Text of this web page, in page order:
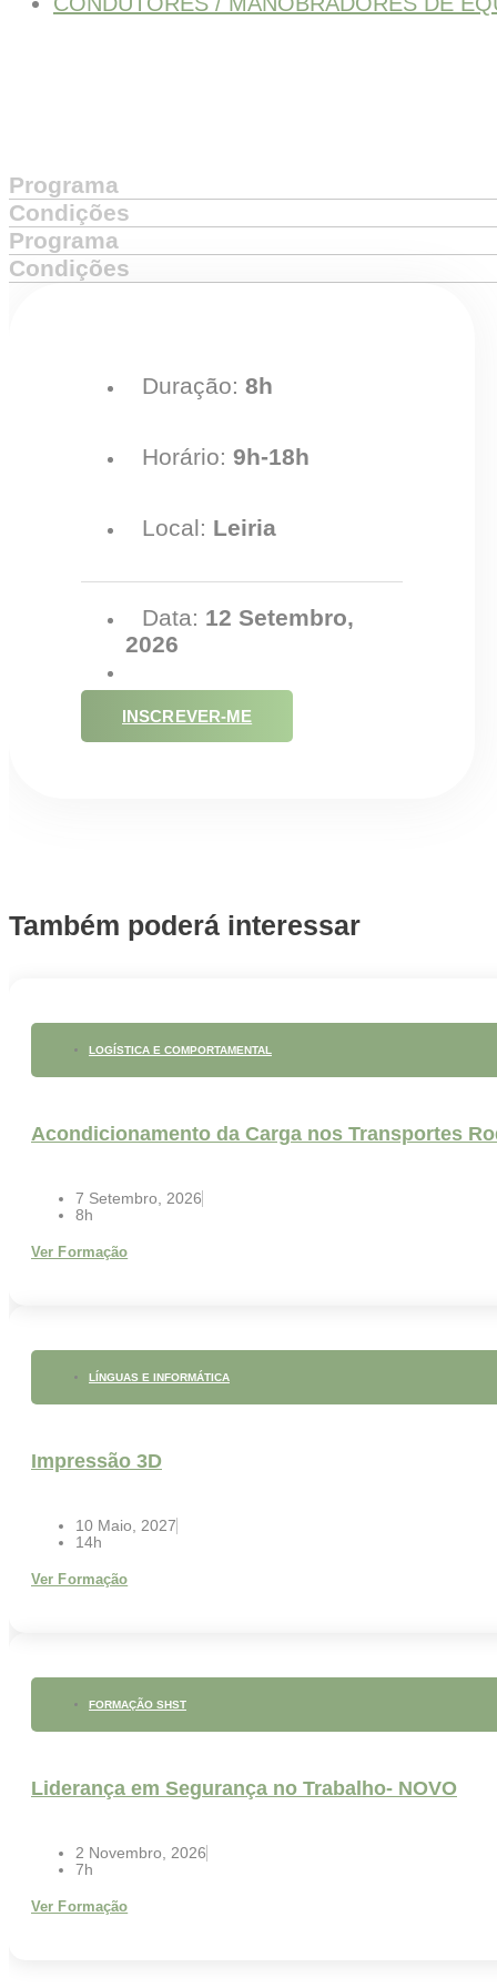
Programa
Condições
Programa
Condições
Duração: 8h
Horário: 9h-18h
Local: Leiria
Data: 12 Setembro,
2026
INSCREVER-ME
Também poderá interessar
LOGÍSTICA E COMPORTAMENTAL
Acondicionamento da Carga nos Transportes
7 Setembro, 2026
8h
Ver Formação
LÍNGUAS E INFORMÁTICA
Impressão 3D
10 Maio, 2027
14h
Ver Formação
FORMAÇÃO SHST
Liderança em Segurança no Trabalho- NOVO
2 Novembro, 2026
7h
Ver Formação